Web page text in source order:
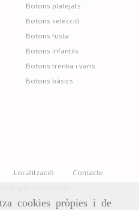
cookies pròpies i de
Botons platejats
Botons selecció
Botons fusta
Botons infantils
Botons trenka i varis
Botons bàsics
Localització
Contacte